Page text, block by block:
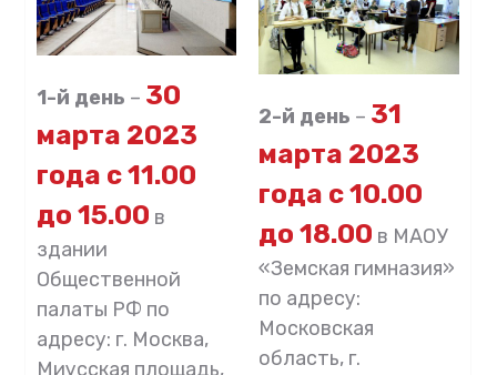
1-й день – 30
марта 2023
года с 11.00
до 15.00 в
здании
Общественной
палаты РФ по
адресу: г. Москва,
Миусская площадь,
2-й день – 31
марта 2023
года с 10.00
до 18.00 в МАОУ
«Земская гимназия»
по адресу:
Московская
область, г.